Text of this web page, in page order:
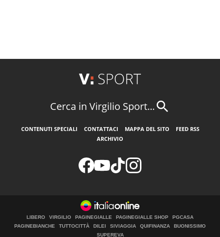
Cerca in Virgilio Sport...
CONTENUTI SPECIALI CONTATTACI MAPPA DEL SITO
FEED RSS
ARCHIVIO
LIBERO VIRGILIO PAGINEGIALLE PAGINEGIALLE SHOP
PGCASA
PAGINEBIANCHE
TUTTOCITTÀ DILEI SIVIAGGIA QUIFINANZA
BUONISSIMO
SUPEREVA